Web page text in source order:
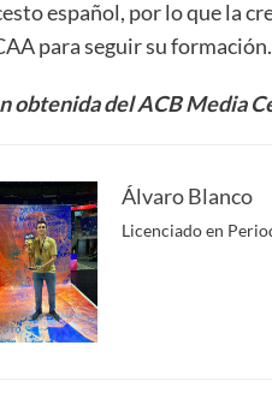
español, por lo que la
para seguir su formación.
obtenida del ACB Media
Álvaro Blanco
Licenciado en